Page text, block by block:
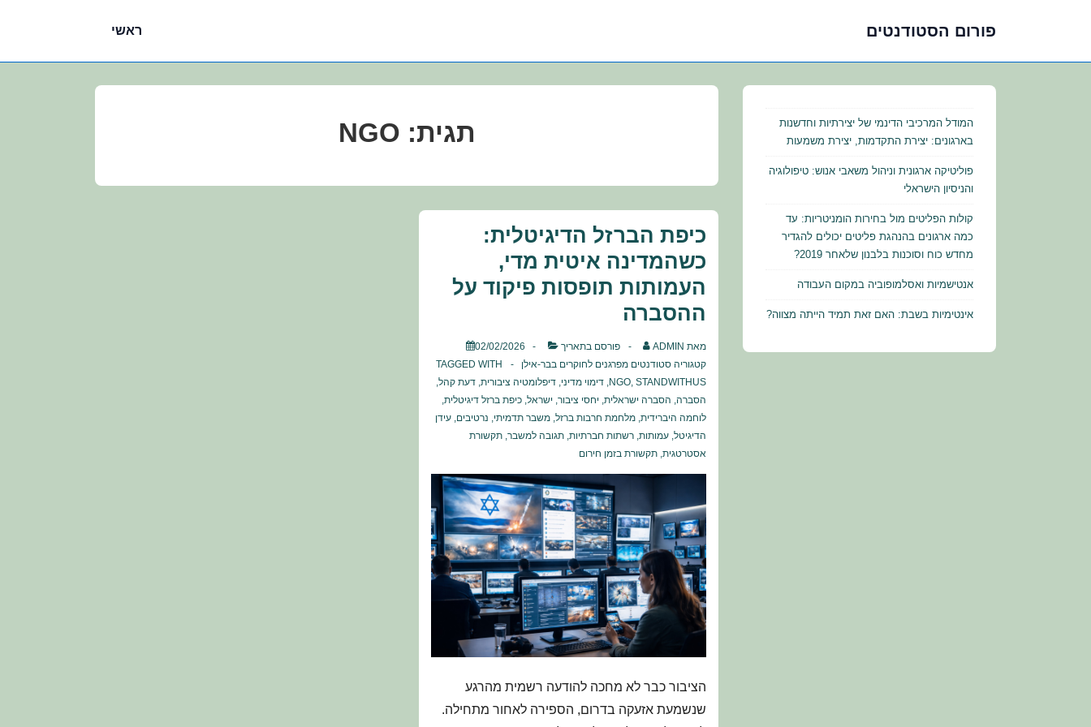
פורום הסטודנטים ראשי
תגית: NGO
כיפת הברזל הדיגיטלית:
כשהמדינה איטית מדי,
העמותות תופסות פיקוד על
ההסברה
מאת ADMIN פורסם בתאריך
02/02/2026
קטגוריה סטודנטים מפרגנים לחוקרים בבר-אילן
TAGGED WITH
NGO, STANDWITHUS
, דימוי מדיני, דיפלומטיה ציבורית, דעת קהל,
הסברה, הסברה ישראלית, יחסי ציבור, ישראל, כיפת ברזל דיגיטלית,
לוחמה היברידית, מלחמת חרבות ברזל, משבר תדמיתי, נרטיבים, עידן
הדיגיטל, עמותות, רשתות חברתיות, תגובה למשבר, תקשורת
אסטרטגית, תקשורת בזמן חירום
הציבור כבר לא מחכה להודעה רשמית מהרגע
שנשמעת אזעקה בדרום, הספירה לאחור מתחילה.
המודל המרכיבי הדינמי של יצירתיות וחדשנות
בארגונים: יצירת התקדמות, יצירת משמעות
פוליטיקה ארגונית וניהול משאבי אנוש: טיפולוגיה
והניסיון הישראלי
קולות הפליטים מול בחירות הומניטריות: עד
כמה ארגונים בהנהגת פליטים יכולים להגדיר
מחדש כוח וסוכנות בלבנון שלאחר 2019?
אנטישמיות ואסלמופוביה במקום העבודה
אינטימיות בשבת: האם זאת תמיד הייתה מצווה?